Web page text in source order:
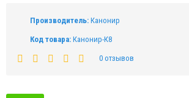
Производитель: Канонир
Код товара: Канонир-К8
0 отзывов